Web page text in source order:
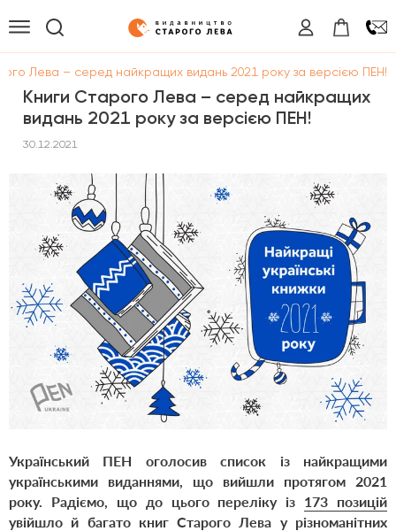
Лева – серед найкращих видань 2021 року за верcією ПЕН!
Книги Старого Лева – серед найкращих
видань 2021 року за верcією ПЕН!
30.12.2021
Український ПЕН оголосив список із найкращими
українськими виданнями, що вийшли протягом 2021
року. Радіємо, що до цього переліку із 173 позицій
увійшло й багато книг Старого Лева у різноманітних